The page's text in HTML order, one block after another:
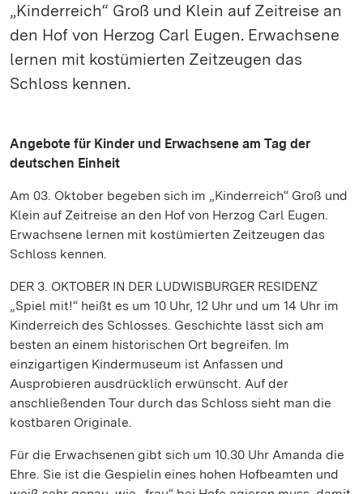
„Kinderreich“ Groß und Klein auf Zeitreise an
den Hof von Herzog Carl Eugen. Erwachsene
lernen mit kostümierten Zeitzeugen das
Schloss kennen.
Angebote für Kinder und Erwachsene am Tag der
deutschen Einheit
Am 03. Oktober begeben sich im „Kinderreich“ Groß und
Klein auf Zeitreise an den Hof von Herzog Carl Eugen.
Erwachsene lernen mit kostümierten Zeitzeugen das
Schloss kennen.
DER 3. OKTOBER IN DER LUDWISBURGER RESIDENZ
„Spiel mit!“ heißt es um 10 Uhr, 12 Uhr und um 14 Uhr im
Kinderreich des Schlosses. Geschichte lässt sich am
besten an einem historischen Ort begreifen. Im
einzigartigen Kindermuseum ist Anfassen und
Ausprobieren ausdrücklich erwünscht. Auf der
anschließenden Tour durch das Schloss sieht man die
kostbaren Originale.
Für die Erwachsenen gibt sich um 10.30 Uhr Amanda die
Ehre. Sie ist die Gespielin eines hohen Hofbeamten und